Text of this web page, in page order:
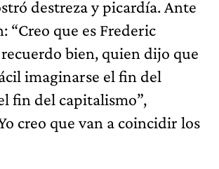
destreza y picardía. Ante
“Creo que es Frederic
recuerdo bien, quien dijo que
imaginarse el fin del
fin del capitalismo”,
creo que van a coincidir los